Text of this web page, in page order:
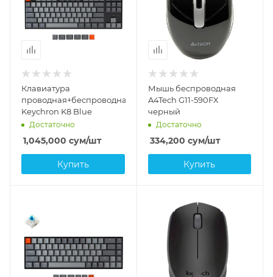
Клавиатура
проводная+беспроводная
Keychron K8 Blue
Достаточно
1,045,000 сум/шт
Купить
Мышь беспроводная
A4Tech G11-590FX
черный
Достаточно
334,200 сум/шт
Купить